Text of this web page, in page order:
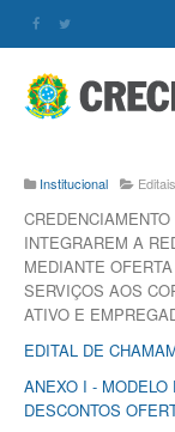
Institucional Editais
INTEGRAREM A
MEDIANTE
SERVIÇOS AOS
ATIVO E
EDITAL DE
ANEXO I -
DESCONTOS